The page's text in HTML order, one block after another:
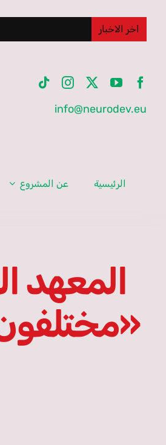
content
اخر الاخبار
info@neurodev.eu
الرئيسية عن المشروع
المعهد